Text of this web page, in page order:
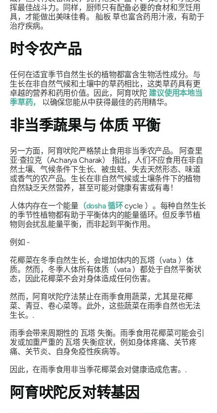
挥最佳战斗力。同样，厨师只有配备必要的食材和烹饪用
具，才能做出美味佳肴。舢板 草也富含药用汁液，有助于
治疗疾病。
时令农产品
任何在适宜季节自然生长的植物都富含生物活性成分。与
生长在非自然气候和土壤中的草药相比，这类草药具有更
卓越的营养和药用价值。因此，阿育吠陀 建议使用本地当
季草药，
以确保您能从中获得最佳的药用精华。
非当季蔬果与体质平衡
另一方面，阿育吠陀严格禁止食用非当季农产品。
阿查里
亚·查拉克（Acharya Charak）
指出，人们不应食用在非自
然土壤、气候条件下生长、被虫蛀、失去天然形态、味道
或香气的农产品。生长在非自然气候或土壤条件下的植物
自然缺乏天然营养，甚至可能对健康有害或有毒！
人体内存在一个能量 （dosha循环cycle ）。每种自然生长
的季节性植物都有助于平衡体内的能量循环。但反季节植
物则会扰乱能量平衡，而非起到平衡作用。
例如 -
花椰菜在冬季自然生长，会增加体内的瓦塔（vata ）体
质。然而，冬季人体所有体质（vata）都处于自然平衡状
态，因此花椰菜不会对身体造成任何伤害。
然而，阿育吠陀疗法禁止在雨季食用蔬菜，尤其是花椰
菜、青豆、卷心菜等。此外，这些蔬菜在雨季自然也无法
生长。.
雨季会带来周期性的 瓦塔 失衡。雨季食用花椰菜可能会引
发或加重严重的 瓦塔失衡症状，例如身体疼痛、关节疼
痛、关节炎、自身免疫性疾病等。
因此，在雨季食用非当季花椰菜会对健康造成危害。.
阿育吠陀反对转基因